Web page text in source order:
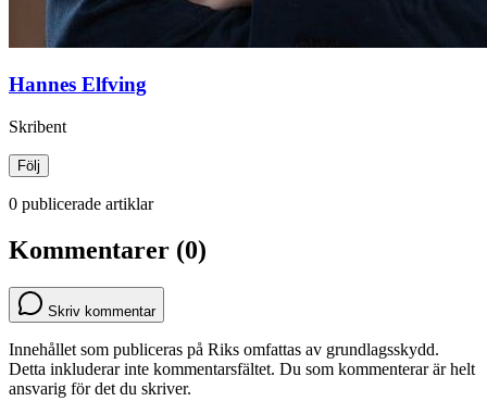
Hannes Elfving
Skribent
Följ
0 publicerade artiklar
Kommentarer (0)
Skriv kommentar
Innehållet som publiceras på Riks omfattas av grundlagsskydd.
Detta inkluderar inte kommentarsfältet. Du som kommenterar är helt
ansvarig för det du skriver.